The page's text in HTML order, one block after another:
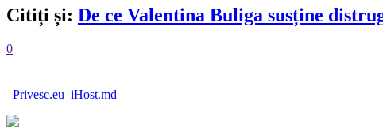
Citiți și: De ce Valentina Buliga susține
0
Privesc.eu iHost.md